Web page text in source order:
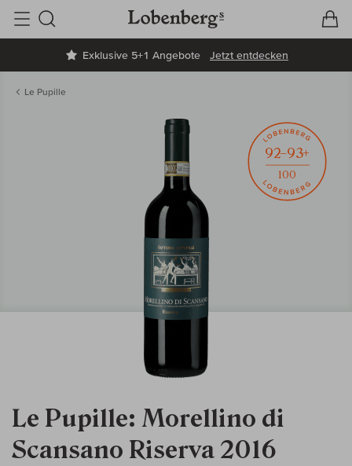
Exklusive 5+1 Angebote Jetzt entdecken
Suche
Le Pupille
Le Pupille: Morellino di
Scansano Riserva 2016
92–93+
100